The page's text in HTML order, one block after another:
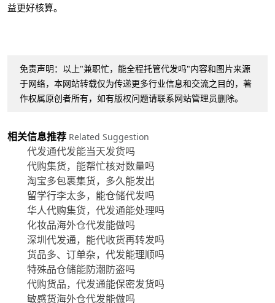
益更好核算。
免责声明：以上"兼职忙，能全程托管代发吗"内容和图片来源
于网络，本网站转载仅为传递更多行业信息和交流之目的，著
作权属原创者所有，如有版权问题请联系网站管理员删除。
相关信息推荐 Related Suggestion
代发通代发能当天发货吗
代购集货，能帮忙核对数量吗
淘宝多包裹集货，多久能发出
留学行李太多，能仓储代发吗
华人代购集货，代发通能处理吗
化妆品海外仓代发能做吗
深圳代发通，能代收货再转发吗
货品多、订单杂，代发能理顺吗
特殊品仓储能防潮防盗吗
代购货品，代发通能保密发货吗
敏感货海外仓代发能做吗